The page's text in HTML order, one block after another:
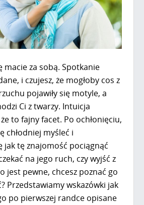
macie za sobą. Spotkanie
i czujesz, że mogłoby cos z
pojawiły się motyle, a
Ci z twarzy. Intuicja
to fajny facet. Po ochłonięciu,
chłodniej myśleć i
jak tę znajomość pociągnąć
na jego ruch, czy wyjść z
jest pewne, chcesz poznać go
Przedstawiamy wskazówki jak
po pierwszej randce opisane